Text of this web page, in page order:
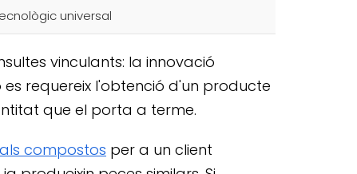
universal
vinculants: la innovació
requereix l'obtenció d'un producte
que el porta a terme.
compostos per a un client